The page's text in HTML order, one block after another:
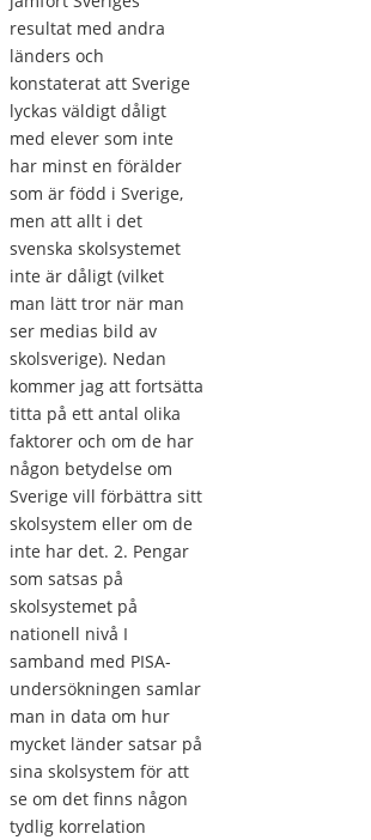
resultat med andra
länders och
konstaterat att Sverige
lyckas väldigt dåligt
med elever som inte
har minst en förälder
som är född i Sverige,
men att allt i det
svenska skolsystemet
inte är dåligt (vilket
man lätt tror när man
ser medias bild av
skolsverige). Nedan
kommer jag att fortsätta
titta på ett antal olika
faktorer och om de har
någon betydelse om
Sverige vill förbättra sitt
skolsystem eller om de
inte har det. 2. Pengar
som satsas på
skolsystemet på
nationell nivå I
samband med PISA-
undersökningen samlar
man in data om hur
mycket länder satsar på
sina skolsystem för att
se om det finns någon
tydlig korrelation